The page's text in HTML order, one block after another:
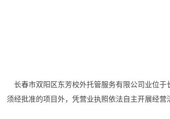
长春市双阳区东芳校外托管服务有限公司业位于
须经批准的项目外，凭营业执照依法自主开展经营